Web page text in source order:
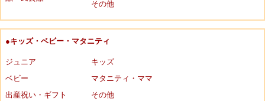
その他
●キッズ・ベビー・マタニティ
ジュニア
キッズ
ベビー
マタニティ・ママ
出産祝い・ギフト
その他